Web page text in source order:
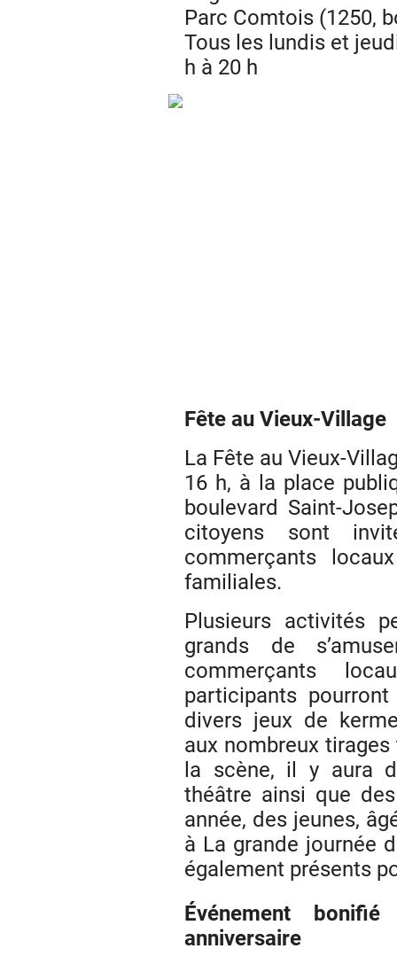
Parc Comtois (1250,
Tous les lundis et
h à 20 h
Fête au Vieux-Village
La Fête au Vieux-
16 h, à la place
boulevard Saint-
citoyens sont
commerçants
familiales.
Plusieurs activités
grands de
commerçants
participants
divers jeux de
aux nombreux
la scène, il y aura
théâtre ainsi que
année, des jeunes,
à La grande journée
également présents
Événement
anniversaire